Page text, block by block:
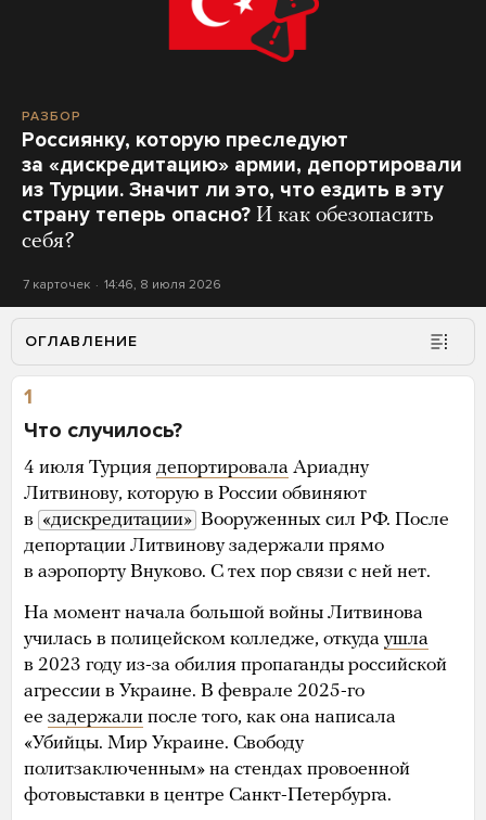
РАЗБОР
Россиянку, которую преследуют
за «дискредитацию» армии, депортировали
из Турции. Значит ли это, что ездить в эту
страну теперь опасно? И как обезопасить
себя?
7 карточек 14:46, 8 июля 2026
ОГЛАВЛЕНИЕ
1
Что случилось?
4 июля Турция депортировала Ариадну
Литвинову, которую в России обвиняют
в «дискредитации» Вооруженных сил РФ. После
депортации Литвинову задержали прямо
в аэропорту Внуково. С тех пор связи с ней нет.
На момент начала большой войны Литвинова
училась в полицейском колледже, откуда ушла
в 2023 году из-за обилия пропаганды российской
агрессии в Украине. В феврале 2025-го
ее задержали после того, как она написала
«Убийцы. Мир Украине. Свободу
политзаключенным» на стендах провоенной
фотовыставки в центре Санкт-Петербурга.